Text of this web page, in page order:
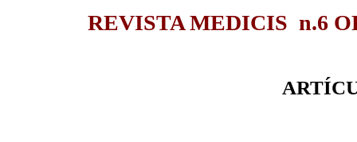
REVISTA MEDICIS n.6